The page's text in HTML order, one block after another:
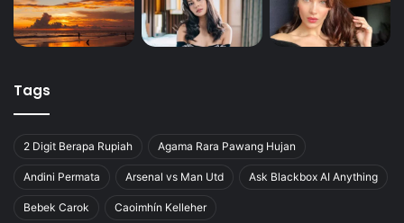
Tags
2 Digit Berapa Rupiah Agama Rara Pawang Hujan
Andini Permata Arsenal vs Man Utd Ask Blackbox AI Anything
Bebek Carok Caoimhín Kelleher